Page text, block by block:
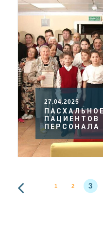
27.04.2025
ПАЦИЕНТОВ
ПЕРСОНАЛА
1 2 3